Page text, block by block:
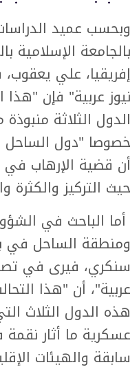
وبحسب عميد
بالجامعة الإسلامية
إفريقيا، علي
نيوز عربية" فإن
الدول الثلاثة
خصوصا "دول الساحل
أن قضية الإرهاب
حيث التركيز والكثرة
أما الباحث في
ومنطقة الساحل في
سنكري، فيرى في
عربية"، أن "هذا
هذه الدول الثلاث
عسكرية ما أثار
سابقة والهيئات